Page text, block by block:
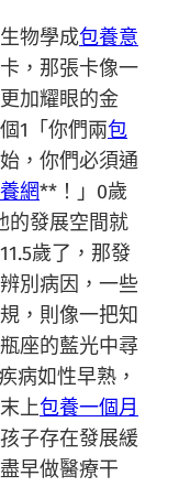
物學成包養意
，那張卡像一
加耀眼的金
個1「你們兩包
，你們必須通
網**！」0歲
的發展空間就
歲了，那發
別病因，一些
，則像一把知
座的藍光中尋
病如性早熟，
上包養一個月
子存在發展緩
早做醫療干